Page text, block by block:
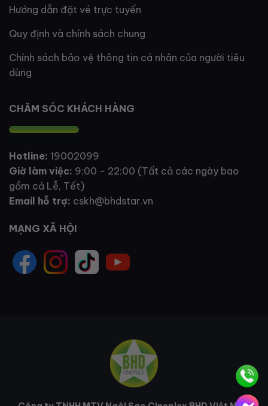
Hướng dẫn đặt vé trực tuyến
Quy định và chính sách chung
Chính sách bảo vệ thông tin cá nhân của người tiêu
dùng
CHĂM SÓC KHÁCH HÀNG
Hotline: 19002099
Giờ làm việc: 9:00 - 22:00 (Tất cả các ngày bao
gồm cả Lễ, Tết)
Email hỗ trợ: cskh@bhdstar.vn
MẠNG XÃ HỘI